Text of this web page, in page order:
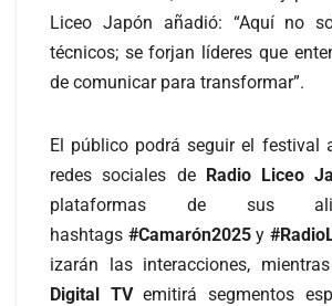
Liceo Japón añadió: “Aquí no
técnicos; se forjan líderes que
de comunicar para transformar”.
El público podrá seguir el festival
redes sociales de Radio Liceo
plataformas de sus
hashtags #Camarón2025y
izarán las interacciones,
Digital TVemitirá segmentos